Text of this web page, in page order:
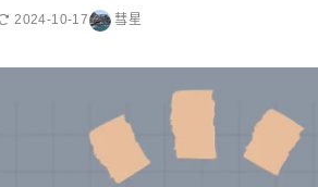
2024-10-17 彗星